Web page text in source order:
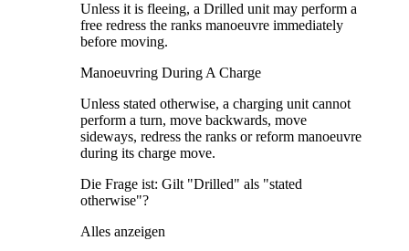
Unless it is fleeing, a Drilled unit may perform a
free redress the ranks manoeuvre immediately
before moving.
Manoeuvring During A Charge
Unless stated otherwise, a charging unit cannot
perform a turn, move backwards, move
sideways, redress the ranks or reform manoeuvre
during its charge move.
Die Frage ist: Gilt "Drilled" als "stated
otherwise"?
Alles anzeigen